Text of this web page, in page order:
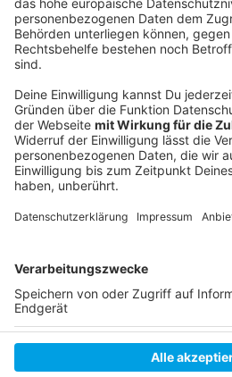
Folge uns für mehr News
Anzeige
Instagram |Facebook|
Anzeige
Anzeige